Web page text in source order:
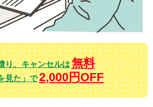
り、キャンセルは無料
見た」で2,000円OFF